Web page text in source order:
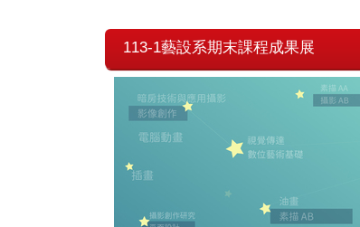
113-1藝設系期末課程成果展